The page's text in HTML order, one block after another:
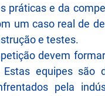
práticas e da
um caso real de
e testes.
devem
equipes são
pela